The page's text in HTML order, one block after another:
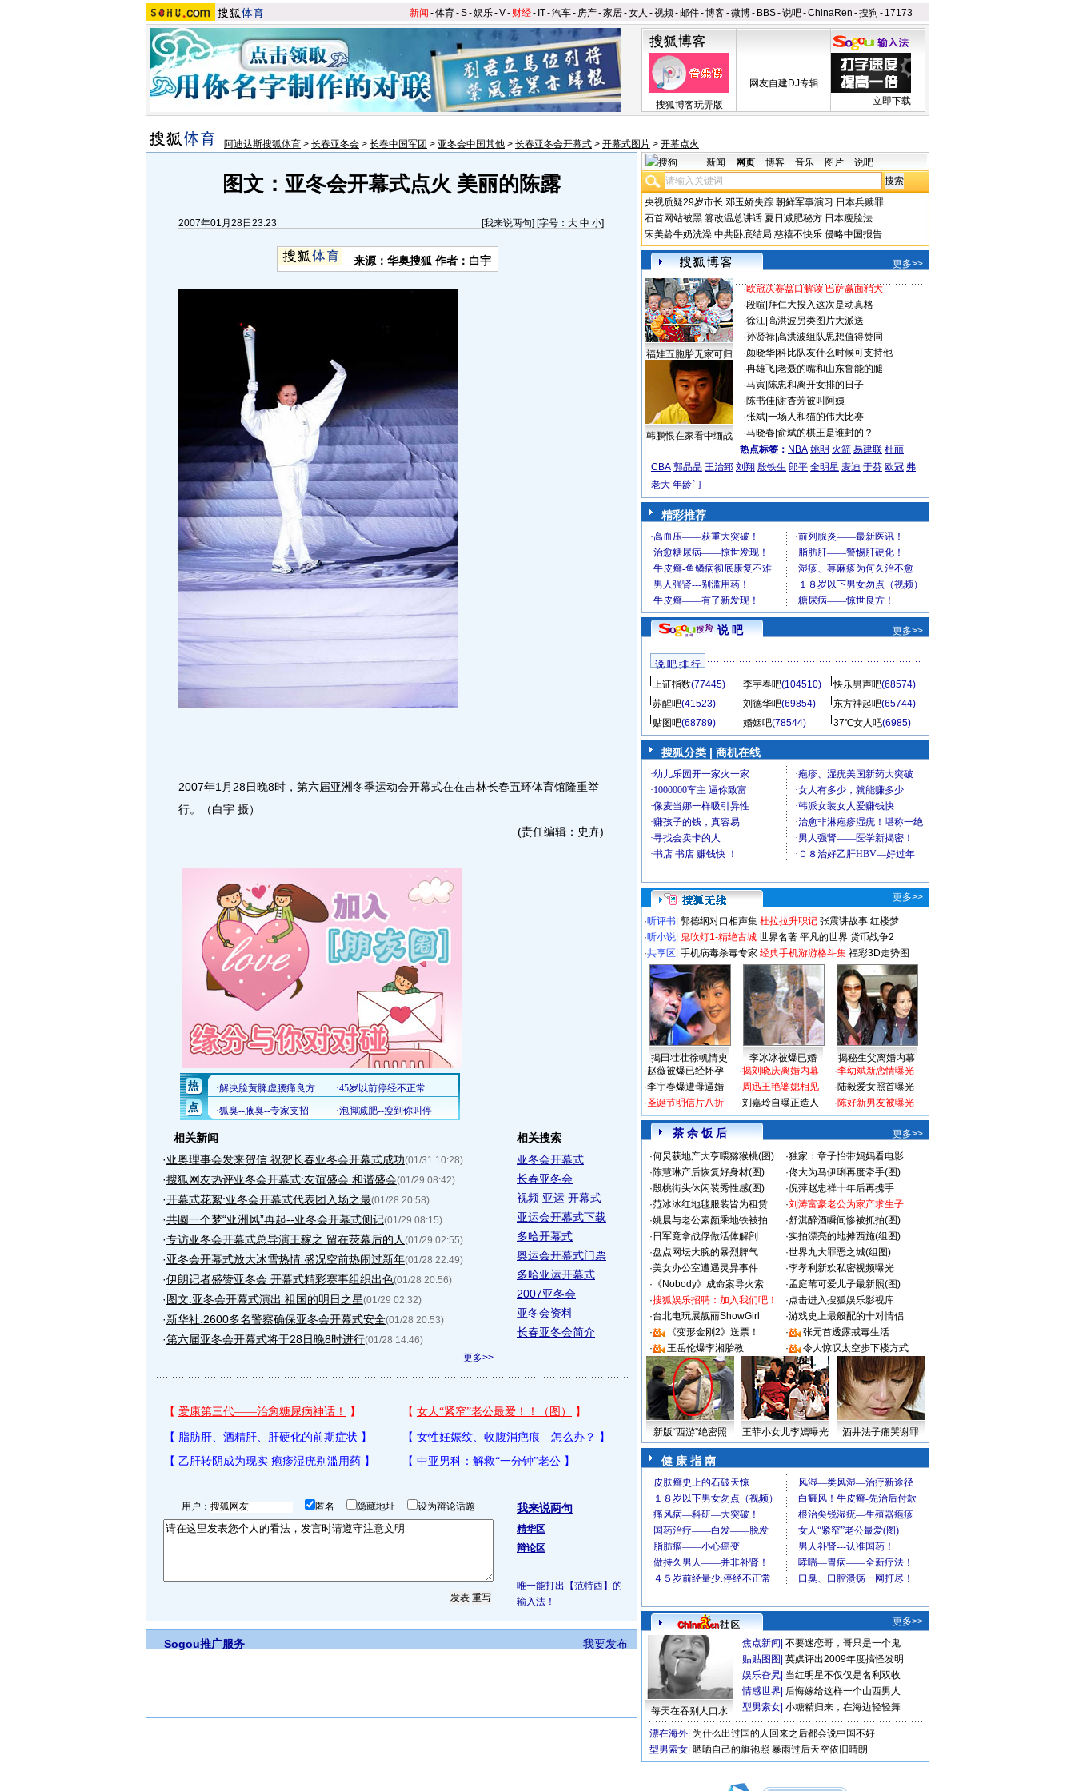
新闻 -体育-S-娱乐-V- 财经- IT-汽车- 房产-家居-女人 -视频-邮件-博客-微博- BBS-说吧-ChinaRen -搜狗 - 17173
搜狐博客玩弄版
网友自建DJ专辑
立即下载
阿迪达斯搜狐体育 > 长春亚冬会 > 长春中国军团 > 亚冬会中国其他 > 长春亚冬会开幕式 > 开幕式图片 > 开幕点火
图文：亚冬会开幕式点火 美丽的陈露
2007年01月28日23:23 [我来说两句] [字号： 大 中 小]
来源：华奥搜狐 作者：白宇
2007年1月28日晚8时，第六届亚洲冬季运动会开幕式在在吉林长春五环体育馆隆重举
行。（白宇 摄）
(责任编辑：史卉)
相关新闻
·亚奥理事会发来贺信 祝贺长春亚冬会开幕式成功(01/31 10:28)
·搜狐网友热评亚冬会开幕式:友谊盛会 和谐盛会(01/29 08:42)
·开幕式花絮:亚冬会开幕式代表团入场之最(01/28 20:58)
·共圆一个梦“亚洲风”再起--亚冬会开幕式侧记(01/29 08:15)
·专访亚冬会开幕式总导演王稼之 留在荧幕后的人 (01/29 02:55)
·亚冬会开幕式放大冰雪热情 盛况空前热闹过新年(01/28 22:49)
·伊朗记者盛赞亚冬会 开幕式精彩赛事组织出色(01/28 20:56)
·图文:亚冬会开幕式演出 祖国的明日之星(01/29 02:32)
·新华社:2600多名警察确保亚冬会开幕式安全(01/28 20:53)
·第六届亚冬会开幕式将于28日晚8时进行(01/28 14:46)
更多>>
相关搜索
亚冬会开幕式
长春亚冬会
视频 亚运 开幕式
亚运会开幕式下载
多哈开幕式
奥运会开幕式门票
多哈亚运开幕式
2007亚冬会
亚冬会资料
长春亚冬会简介
用户： 匿名 隐藏地址 设为辩论话题 我来说两句
精华区
辩论区
唯一能打出【范特西】的
输入法！
我要发布
Sogou推广服务
新闻 网页 博客 音乐 图片 说吧
央视质疑29岁市长 邓玉娇失踪 朝鲜军事演习 日本兵赎罪
石首网站被黑 篡改温总讲话 夏日减肥秘方 日本瘦脸法
宋美龄牛奶洗澡 中共卧底结局 慈禧不快乐 侵略中国报告
更多>>
福娃五胞胎无家可归
韩鹏恨在家看中缅战
·欧冠决赛盘口解读 巴萨赢面稍大
·段暄 拜仁大投入这次是动真格
·徐江| 高洪波另类图片大派送
·孙贤禄| 高洪波组队思想值得赞同
·颜晓华| 科比队友什么时候可支持他
·冉雄飞| 老聂的嘴和山东鲁能的腿
·马寅| 陈忠和离开女排的日子
·陈书佳| 谢杏芳被叫阿姨
·张斌| 一场人和猫的伟大比赛
·马晓春| 俞斌的棋王是谁封的？
热点标签： NBA 姚明 火箭 易建联 杜丽
CBA 郭晶晶 王治郅 刘翔 殷铁生 郎平 全明星 麦迪 于芬 欧冠 弗
老大 年龄门
精彩推荐
说 吧 更多>>
说 吧 排 行
上证指数(77445) 李宇春吧(104510) 快乐男声吧(68574)
苏醒吧(41523) 刘德华吧(69854) 东方神起吧(65744)
贴图吧(68789) 婚姻吧(78544) 37℃女人吧(6985)
搜狐分类 | 商机在线
更多>>
·听评书 郭德纲对口相声集 杜拉拉升职记 张震讲故事 红楼梦
·听小说 鬼吹灯1-精绝古城 世界名著 平凡的世界 货币战争2
·共享区 手机病毒杀毒专家 经典手机游游格斗集 福彩3D走势图
揭田壮壮徐帆情史 李冰冰被爆已婚
揭秘生父离婚内幕
·赵薇被爆已经怀孕
·李宇春爆遭母逼婚
·圣诞节明信片八折
·揭刘晓庆离婚内幕
·周迅王艳婆媳相见
·刘嘉玲自曝正造人
·李幼斌新恋情曝光
·陆毅爱女照首曝光
·陈好新男友被曝光
茶 余 饭 后
更多>>
·何炅获地产大亨喂猕猴桃(图) ·独家：章子怡带妈妈看电影
·陈慧琳产后恢复好身材(图) ·佟大为马伊琍再度牵手(图)
·殷桃街头休闲装秀性感(图) ·倪萍赵忠祥十年后再携手
·范冰冰红地毯服装皆为租赁 ·刘涛富豪老公为家产求生子
·姚晨与老公素颜乘地铁被拍 ·舒淇醉酒瞬间惨被抓拍(图)
· 日军竟拿战俘做活体解剖 ·实拍漂亮的地摊西施(组图)
·盘点网坛大腕的暴烈脾气 ·世界九大罪恶之城(组图)
·美女办公室遭遇灵异事件 ·李孝利新欢私密视频曝光
· 《Nobody》成命案导火索 ·孟庭苇可爱儿子最新照(图)
·搜狐娱乐招聘：加入我们吧！ ·点击进入搜狐娱乐影视库
·台北电玩展靓丽ShowGirl ·游戏史上最般配的十对情侣
·
《变形金刚2》送票！ ·
张元首透露戒毒生活
·
王岳伦爆李湘胎教 · 令人惊叹太空步下楼方式
新版“西游”绝密照 王菲小女儿李嫣曝光 酒井法子痛哭谢罪
健 康 指 南
更多>>
每天在吞别人口水
焦点新闻 不要迷恋哥，哥只是一个鬼
贴贴图图 英媒评出2009年度搞怪发明
娱乐旮旯 当红明星不仅仅是名利双收
情感世界 后悔嫁给这样一个山西男人
型男索女 小糖精归来，在海边轻轻舞
漂在海外 为什么出过国的人回来之后都会说中国不好
型男索女 晒晒自己的旗袍照 暴雨过后天空依旧晴朗